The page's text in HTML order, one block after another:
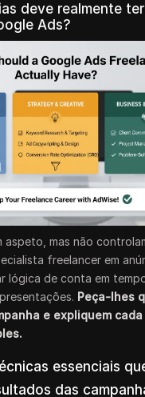
deve realmente
Ads?
aspeto, mas não
freelancer em
lógica de conta em
Peça-lhes
e expliquem
essenciais
das